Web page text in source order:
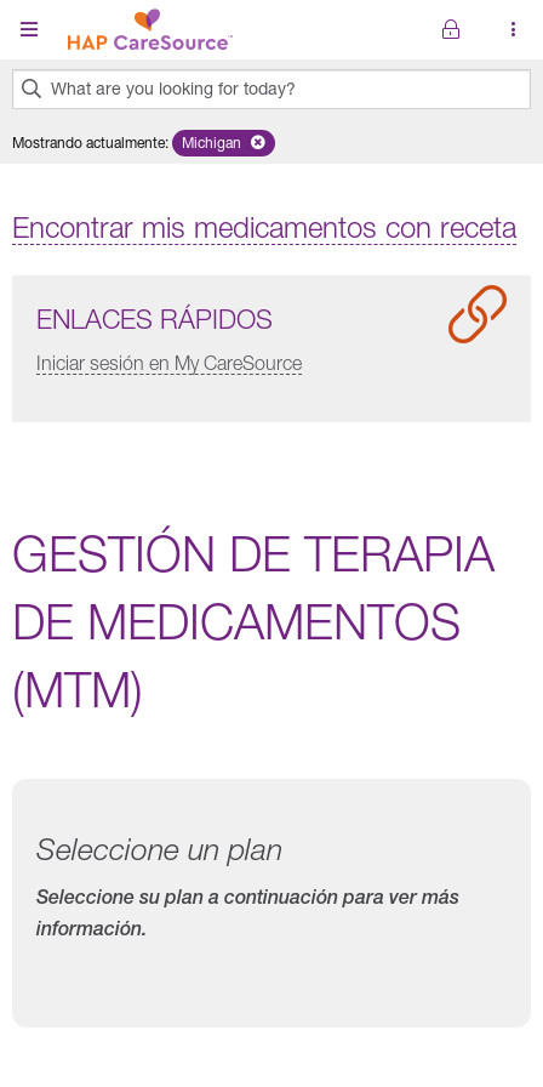
Pasar al contenido principal
What are you looking for today?
results
Mostrando actualmente: Remove selected state 'Michigan'
Michigan
Encontrar mis medicamentos con receta
ENLACES RÁPIDOS
Iniciar sesión en My CareSource
GESTIÓN DE TERAPIA
DE MEDICAMENTOS
(MTM)
Seleccione un plan
Seleccione su plan a continuación para ver más
información.